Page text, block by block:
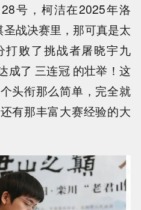
号，柯洁在2025年洛
圣战决赛里，那可真是太
败了挑战者屠晓宇九
成了 三连冠 的壮举！这
头衔那么简单，完全就
有那丰富大赛经验的大